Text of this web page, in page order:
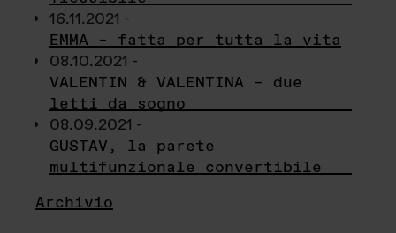
16.11.2021 -
EMMA – fatta per tutta la vita
08.10.2021 -
VALENTIN & VALENTINA – due
letti da sogno
08.09.2021 -
GUSTAV, la parete
multifunzionale convertibile
Archivio